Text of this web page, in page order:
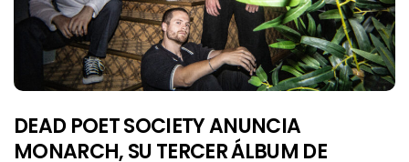
DEAD POET SOCIETY ANUNCIA
MONARCH, SU TERCER ÁLBUM DE